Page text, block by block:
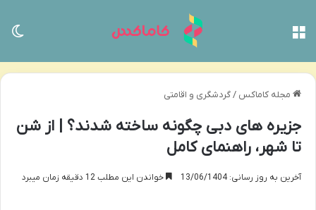
مجله کاماکس /گردشگری و اقامتی
جزیره های دبی چگونه ساخته شدند؟ | از شن
تا شهر، راهنمای کامل
آخرین به روز رسانی: 13/06/1404 خواندن این مطلب 12 دقیقه زمان میبرد